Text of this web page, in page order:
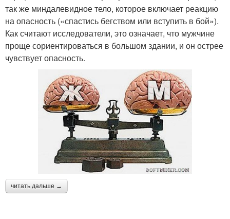
так же миндалевидное тело, которое включает реакцию
на опасность («спастись бегством или вступить в бой»).
Как считают исследователи, это означает, что мужчине
проще сориентироваться в большом здании, и он острее
чувствует опасность.
читать дальше →